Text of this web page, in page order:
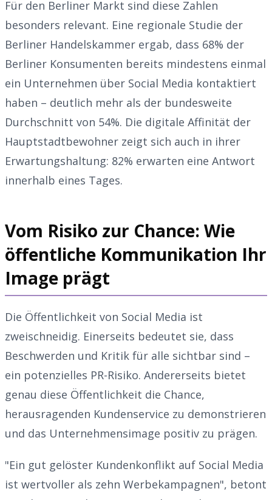
Für den Berliner Markt sind diese Zahlen
besonders relevant. Eine regionale Studie der
Berliner Handelskammer ergab, dass 68% der
Berliner Konsumenten bereits mindestens einmal
ein Unternehmen über Social Media kontaktiert
haben – deutlich mehr als der bundesweite
Durchschnitt von 54%. Die digitale Affinität der
Hauptstadtbewohner zeigt sich auch in ihrer
Erwartungshaltung: 82% erwarten eine Antwort
innerhalb eines Tages.
Vom Risiko zur Chance: Wie
öffentliche Kommunikation Ihr
Image prägt
Die Öffentlichkeit von Social Media ist
zweischneidig. Einerseits bedeutet sie, dass
Beschwerden und Kritik für alle sichtbar sind –
ein potenzielles PR-Risiko. Andererseits bietet
genau diese Öffentlichkeit die Chance,
herausragenden Kundenservice zu demonstrieren
und das Unternehmensimage positiv zu prägen.
"Ein gut gelöster Kundenkonflikt auf Social Media
ist wertvoller als zehn Werbekampagnen", betont